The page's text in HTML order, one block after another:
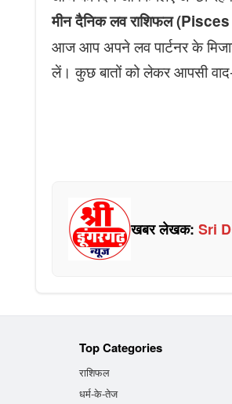
मीन दैनिक लव राशिफल
आज आप अपने लव पार्टनर के
लें। कुछ बातों को लेकर आपसी
खबर लेखक: Sri
Top Categories
राशिफल
धर्म-के-तेज